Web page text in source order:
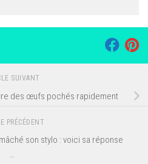
SUIVANT
des œufs pochés rapidement
PRÉCÉDENT
mâché son stylo : voici sa réponse
…